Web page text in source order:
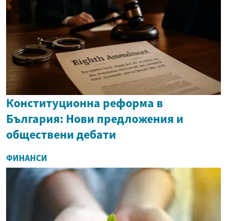
Конституционна реформа в
България: Нови предложения и
обществени дебати
ФИНАНСИ